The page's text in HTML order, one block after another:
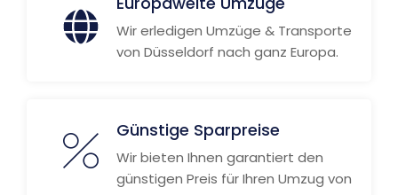
Wir erledigen Umzüge & Transporte
von Düsseldorf nach ganz Europa.
Günstige Sparpreise
Wir bieten Ihnen garantiert den
günstigen Preis für Ihren Umzug von